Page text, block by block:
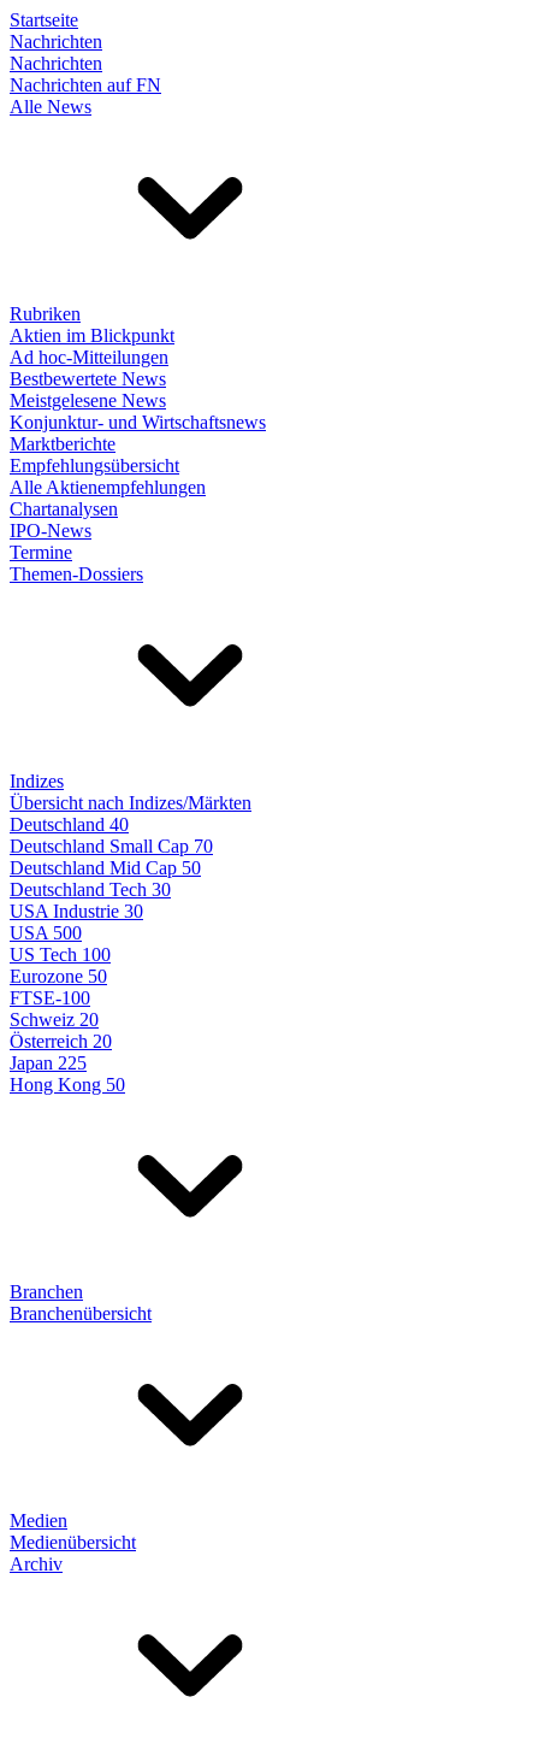
Startseite
Nachrichten
Nachrichten
Nachrichten auf FN
Alle News
Rubriken
Aktien im Blickpunkt
Ad hoc-Mitteilungen
Bestbewertete News
Meistgelesene News
Konjunktur- und Wirtschaftsnews
Marktberichte
Empfehlungsübersicht
Alle Aktienempfehlungen
Chartanalysen
IPO-News
Termine
Themen-Dossiers
Indizes
Übersicht nach Indizes/Märkten
Deutschland 40
Deutschland Small Cap 70
Deutschland Mid Cap 50
Deutschland Tech 30
USA Industrie 30
USA 500
US Tech 100
Eurozone 50
FTSE-100
Schweiz 20
Österreich 20
Japan 225
Hong Kong 50
Branchen
Branchenübersicht
Medien
Medienübersicht
Archiv